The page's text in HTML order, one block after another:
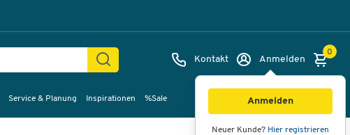
Kontakt Anmelden
Anmelden
Neuer Kunde? Hier registrieren
0
Service & Planung Inspirationen %Sale